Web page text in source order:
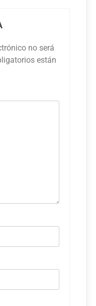
no será
están